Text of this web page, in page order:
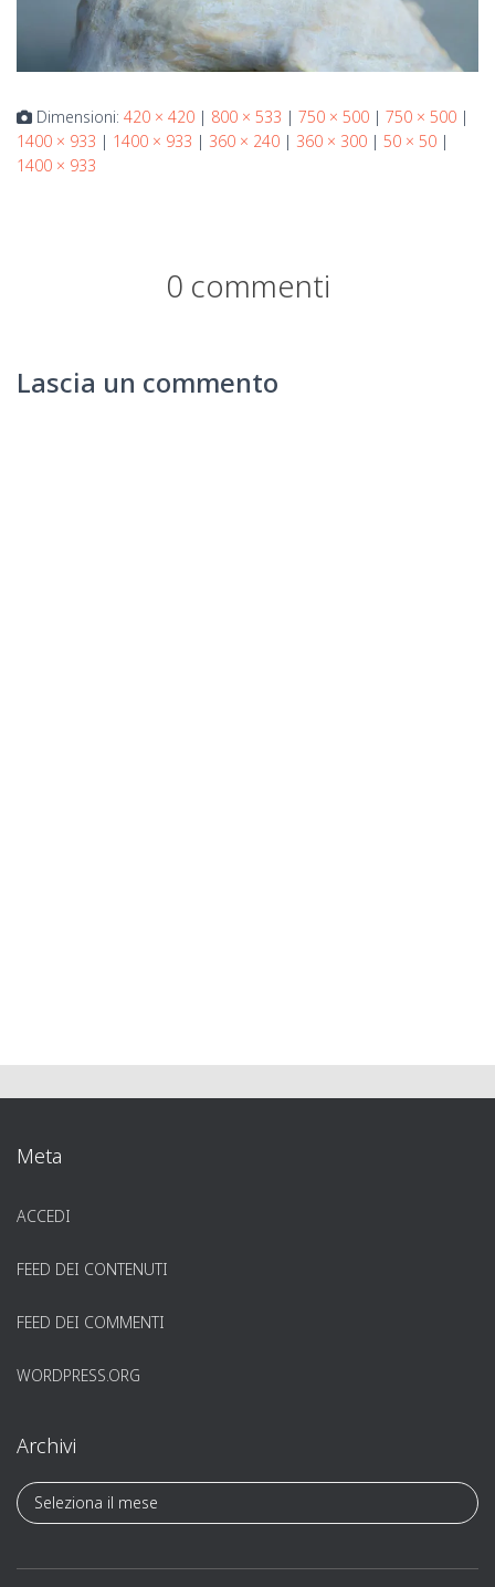
Dimensioni: 420 × 420 | 800 × 533 | 750 × 500 | 750 × 500 |
1400 × 933 | 1400 × 933 | 360 × 240 | 360 × 300 | 50 × 50 |
1400 × 933
0 commenti
Lascia un commento
Meta
ACCEDI
FEED DEI CONTENUTI
FEED DEI COMMENTI
WORDPRESS.ORG
Archivi
A
r
h